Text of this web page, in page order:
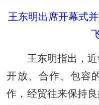
王东明出席开幕式
王东明指出，近
开放、合作、包容
作，经贸往来保持